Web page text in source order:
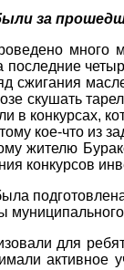
за
много
сжигания
скушать
в конкурсах,
кое-что из
жителю
конкурсов
для
активное